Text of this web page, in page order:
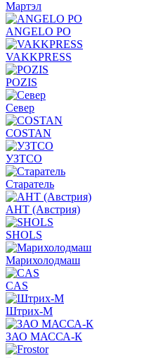
Мартэл
ANGELO PO
VAKKPRESS
POZIS
Север
COSTAN
УЗТСО
Старатель
АНТ (Австрия)
SHOLS
Марихолодмаш
CAS
Штрих-М
ЗАО МАССА-К